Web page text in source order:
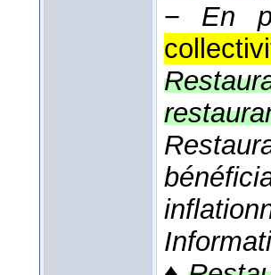
− En